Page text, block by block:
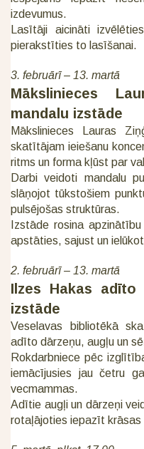
izdevumus.
Lasītāji aicināti
pierakstīties to lasīšanai.
3. februārī – 13. martā
Mākslinieces
mandalu izstāde
Mākslinieces Lauras
skatītājam ieiešanu
ritms un forma kļūst par
Darbi veidoti mandalu
slāņojot tūkstošiem
pulsējošas struktūras.
Izstāde rosina
apstāties, sajust un
2. februārī – 13. martā
Ilzes Hakas adīto
izstāde
Veselavas bibliotēkā
adīto dārzeņu, augļu un
Rokdarbniece pēc
iemācījusies jau četru
vecmammas.
Adītie augļi un dārzeņi
rotaļājoties iepazīt krāsas